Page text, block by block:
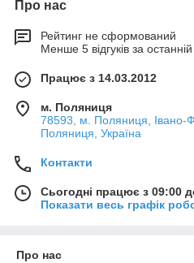
Про нас
Рейтинг не сформований
Менше 5 відгуків за останній
Працює з 14.03.2012
м. Поляниця
78593, м. Поляниця, Івано-
Поляниця, Україна
Контакти
Сьогодні працює з 09:00
Показати весь графік
Про нас